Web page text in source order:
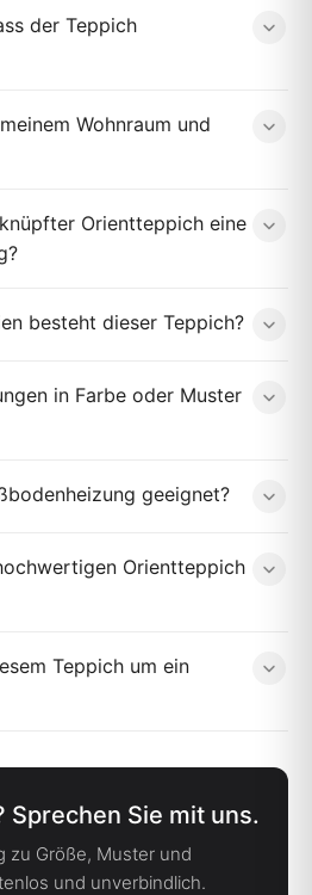
der Teppich
Wohnraum und
Orientteppich eine
besteht dieser Teppich?
in Farbe oder Muster
geeignet?
Orientteppich
Teppich um ein
Sprechen Sie mit uns.
zu Größe, Muster und
und unverbindlich.